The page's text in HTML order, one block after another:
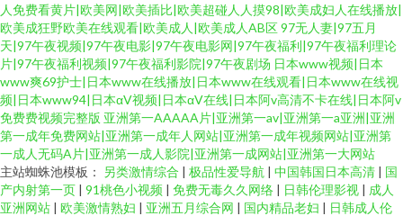
人免费看黄片|欧美网|欧美插比|欧美超碰人人摸98|欧美成妇人在线播放|
欧美成狂野欧美在线观看|欧美成人|欧美成人AB区97无人妻|97五月
天|97午夜视频|97午夜电影|97午夜电影网|97午夜福利|97午夜福利理论
片|97午夜福利视频|97午夜福利影院|97午夜剧场 日本www视频|日本
www爽69护士|日本www在线播放|日本www在线观看|日本www在线视
频|日本www94|日本αV视频|日本αV在线|日本阿v高清不卡在线|日本阿v
免费费视频完整版 亚洲第一AAAAA片|亚洲第一av|亚洲第一a亚洲|亚洲
第一成年免费网站|亚洲第一成年人网站|亚洲第一成年视频网站|亚洲第
一成人无码A片|亚洲第一成人影院|亚洲第一成网站|亚洲第一大网站
主站蜘蛛池模板：
另类激情综合 | 极品性爱导航 | 中国韩国日本高清 | 国
产内射第一页 | 91桃色小视频 | 免费无毒久久网络 | 日韩伦理影视 | 成人
亚洲网站 | 欧美激情熟妇 | 亚洲五月综合网 | 国内精品老妇 | 日韩成人伦